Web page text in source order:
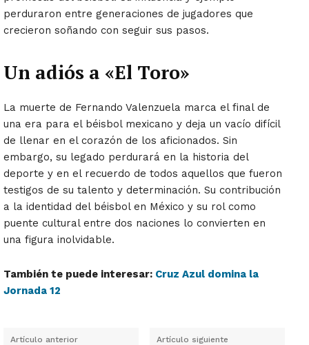
perduraron entre generaciones de jugadores que
crecieron soñando con seguir sus pasos.
Un adiós a «El Toro»
La muerte de Fernando Valenzuela marca el final de
una era para el béisbol mexicano y deja un vacío difícil
de llenar en el corazón de los aficionados. Sin
embargo, su legado perdurará en la historia del
deporte y en el recuerdo de todos aquellos que fueron
testigos de su talento y determinación. Su contribución
a la identidad del béisbol en México y su rol como
puente cultural entre dos naciones lo convierten en
una figura inolvidable.
También te puede interesar: Cruz Azul domina la
Jornada 12
Artículo anterior Artículo siguiente